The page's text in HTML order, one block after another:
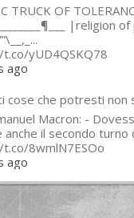
TRUCK OF
|religion
yUD4QSKQ78
ago
cose che potresti non
Macron: -
anche il secondo turno
8wmlN7ESOo
ago